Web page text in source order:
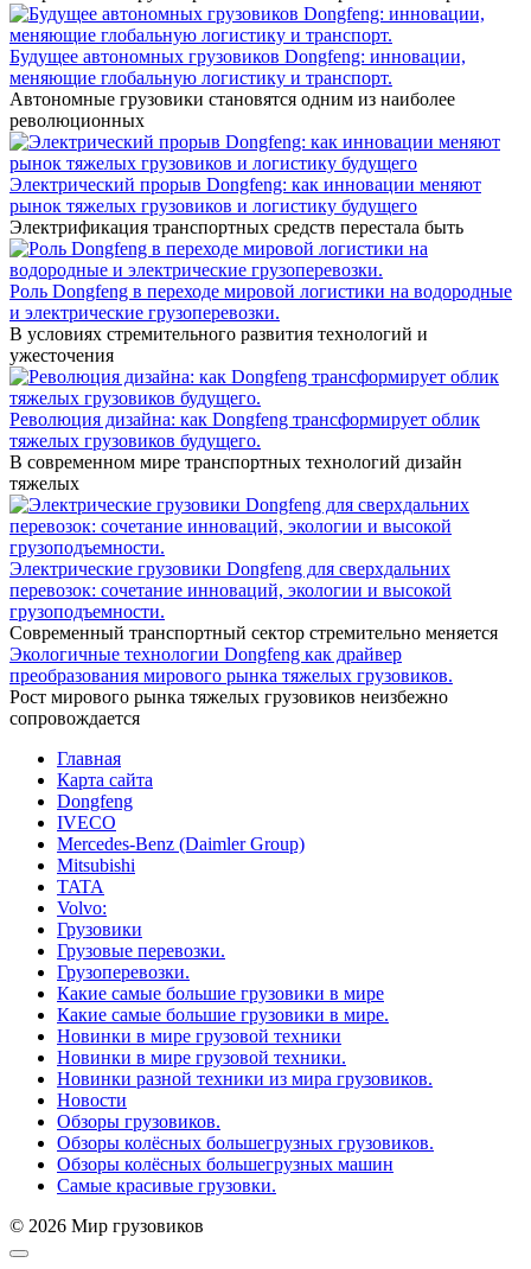
Будущее автономных грузовиков Dongfeng: инновации,
меняющие глобальную логистику и транспорт.
Автономные грузовики становятся одним из наиболее
революционных
Электрический прорыв Dongfeng: как инновации меняют
рынок тяжелых грузовиков и логистику будущего
Электрификация транспортных средств перестала быть
Роль Dongfeng в переходе мировой логистики на водородные
и электрические грузоперевозки.
В условиях стремительного развития технологий и
ужесточения
Революция дизайна: как Dongfeng трансформирует облик
тяжелых грузовиков будущего.
В современном мире транспортных технологий дизайн
тяжелых
Электрические грузовики Dongfeng для сверхдальних
перевозок: сочетание инноваций, экологии и высокой
грузоподъемности.
Современный транспортный сектор стремительно меняется
Экологичные технологии Dongfeng как драйвер
преобразования мирового рынка тяжелых грузовиков.
Рост мирового рынка тяжелых грузовиков неизбежно
сопровождается
Главная
Карта сайта
Dongfeng
IVECO
Mercedes-Benz (Daimler Group)
Mitsubishi
TATA
Volvo:
Грузовики
Грузовые перевозки.
Грузоперевозки.
Какие самые большие грузовики в мире
Какие самые большие грузовики в мире.
Новинки в мире грузовой техники
Новинки в мире грузовой техники.
Новинки разной техники из мира грузовиков.
Новости
Обзоры грузовиков.
Обзоры колёсных большегрузных грузовиков.
Обзоры колёсных большегрузных машин
Самые красивые грузовки.
© 2026 Мир грузовиков